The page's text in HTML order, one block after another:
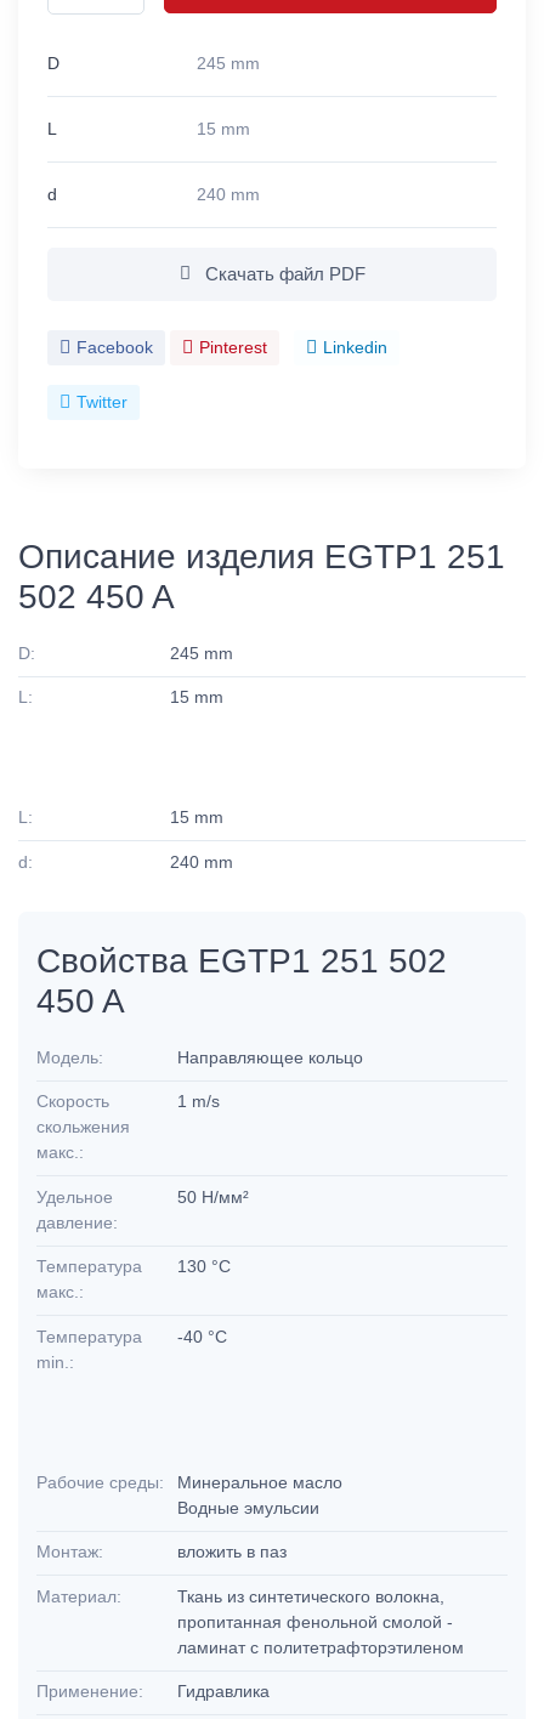
D 245 mm
L 15 mm
d 240 mm
Скачать файл PDF
Facebook Pinterest Linkedin
Twitter
Описание изделия EGTP1 251
502 450 A
D: 245 mm
L: 15 mm
L: 15 mm
d: 240 mm
Свойства EGTP1 251 502
450 A
Модель: Направляющее кольцо
Скорость
скольжения
макс.:
1 m/s
Удельное
давление:
50 Н/мм²
Температура
макс.:
130 °C
Температура
min.:
-40 °C
Рабочие среды:
Минеральное масло
Водные эмульсии
Монтаж: вложить в паз
Материал:
Ткань из синтетического волокна,
пропитанная фенольной смолой -
ламинат с политетрафторэтиленом
Применение: Гидравлика